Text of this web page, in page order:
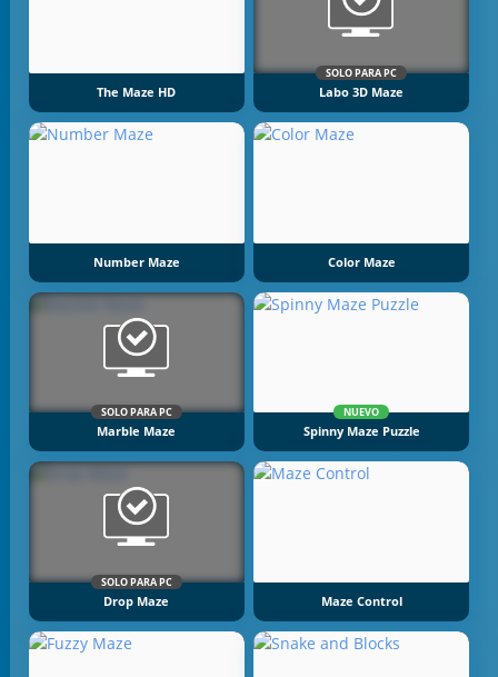
The Maze HD
SOLO PARA PC
Labo 3D Maze
Number Maze Color Maze
SOLO PARA PC
Marble Maze
NUEVO
Spinny Maze Puzzle
SOLO PARA PC
Drop Maze Maze Control